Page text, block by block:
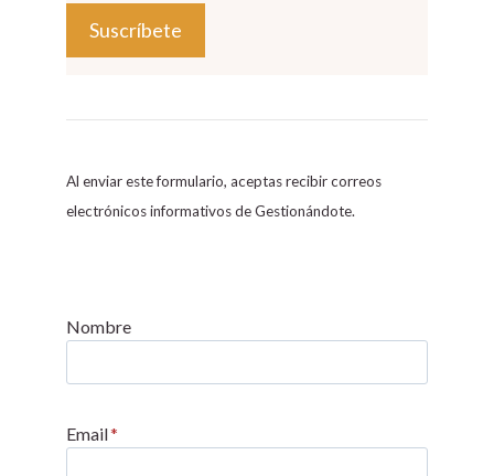
o
s
t
C
n
a
Al enviar este formulario, aceptas recibir correos
electrónicos informativos de Gestionándote.
Nombre
Email*